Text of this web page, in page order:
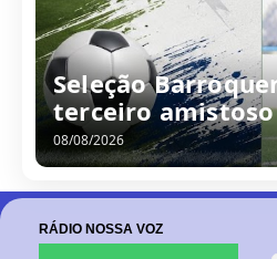
Seleção
terceiro
08/08/2026
RÁDIO NOSSA VOZ